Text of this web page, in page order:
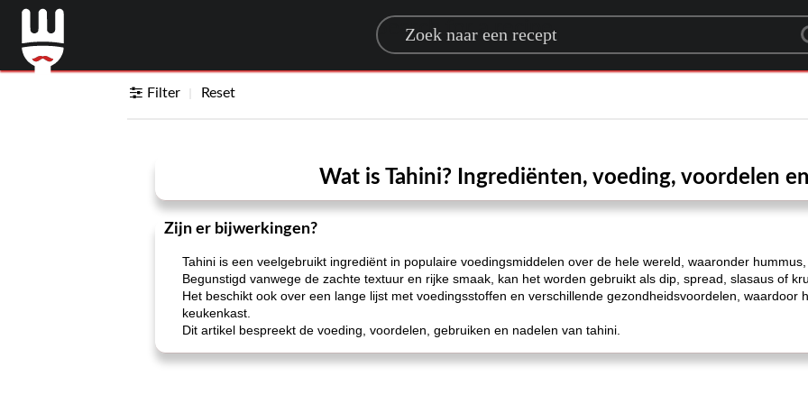
Search for a recipe
Filter Reset
Wat is Tahini? Ingrediënten, voeding, voordelen
Zijn er bijwerkingen?
Tahini is een veelgebruikt ingrediënt in populaire voedingsmiddelen over de hele wereld, waaronder
Begunstigd vanwege de zachte textuur en rijke smaak, kan het worden gebruikt als dip, spread, slasaus of
Het beschikt ook over een lange lijst met voedingsstoffen en verschillende gezondheidsvoordelen, waardoor
keukenkast.
Dit artikel bespreekt de voeding, voordelen, gebruiken en nadelen van tahini.